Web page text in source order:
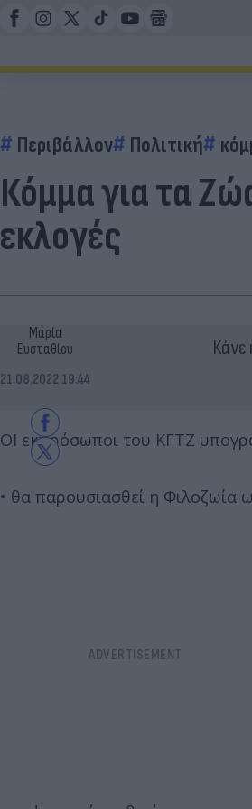
Περιβάλλον Πολιτική
Κόμμα για τα
εκλογές
Μαρία
Ευσταθίου
21.08.2022 19:44
Κάνε
ΟΙ εκπρόσωποι του ΚΓΤΖ
• θα παρουσιασθεί η Φιλοζωία